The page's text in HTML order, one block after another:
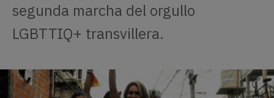
APOYANOS
segunda marcha del orgullo
LGBTTIQ+ transvillera.